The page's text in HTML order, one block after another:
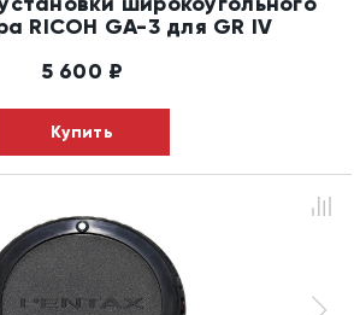
RICOH GA-3 для GR IV
5 600 ₽
Купить